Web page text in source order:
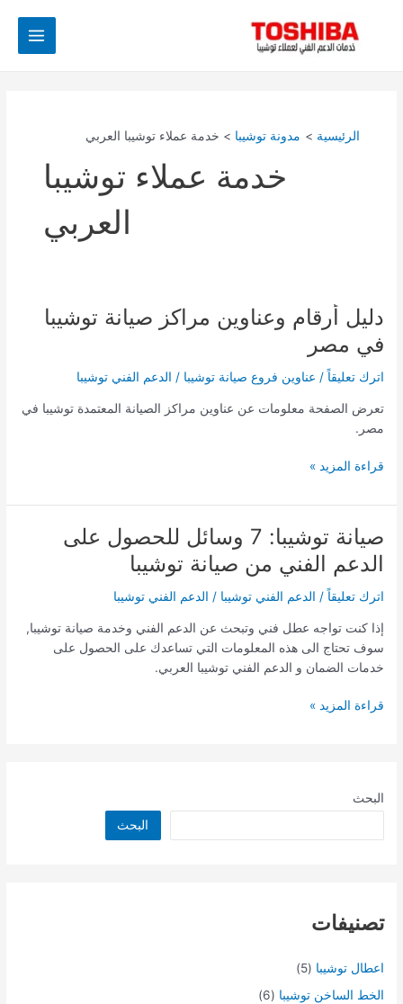
Main
الرئيسية مدونة توشيبا خدمة عملاء توشيبا العربي
خدمة عملاء توشيبا
العربي
دليل أرقام وعناوين مراكز صيانة توشيبا
في مصر
اترك تعليقاً / عناوين فروع صيانة توشيبا / الدعم الفني توشيبا
تعرض الصفحة معلومات عن عناوين مراكز الصيانة المعتمدة توشيبا في
مصر.
دليل
أرقام
وعناوين
مراكز
توشيبا
في
قراءة المزيد »
صيانة توشيبا: 7 وسائل للحصول على
الدعم الفني من صيانة توشيبا
اترك تعليقاً / الدعم الفني توشيبا / الدعم الفني توشيبا
إذا كنت تواجه عطل فني وتبحث عن الدعم الفني وخدمة صيانة توشيبا,
سوف تحتاج الى هذه المعلومات التي تساعدك على الحصول على
خدمات الضمان و الدعم الفني توشيبا العربي.
صيانة
توشيبا:
7
وسائل
على
الدعم
الفني
صيانة
قراءة المزيد »
البحث
البحث
تصنيفات
اعطال توشيبا (5)
الخط الساخن توشيبا (6)